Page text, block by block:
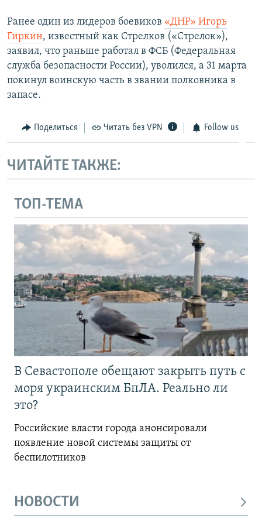
Ранее один из лидеров боевиков «ДНР» Игорь
Гиркин, известный как Стрелков («Стрелок»),
заявил, что раньше работал в ФСБ (Федеральная
служба безопасности России), уволился, а 31 марта
покинул воинскую часть в звании полковника в
запасе.
Поделиться Читать без VPN Follow us
ЧИТАЙТЕ ТАКЖЕ:
ТОП-ТЕМА
В Севастополе обещают закрыть путь с
моря украинским БпЛА. Реально ли
это?
Российские власти города анонсировали
появление новой системы защиты от
беспилотников
НОВОСТИ